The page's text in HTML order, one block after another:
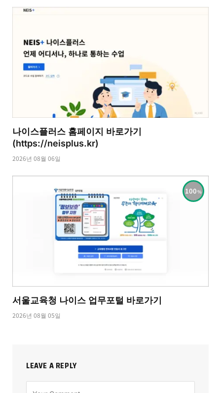
나이스플러스 홈페이지 바로가기
(https://neisplus.kr)
2026년 08월 06일
100
서울교육청 나이스 업무포털 바로가기
2026년 08월 05일
LEAVE A REPLY